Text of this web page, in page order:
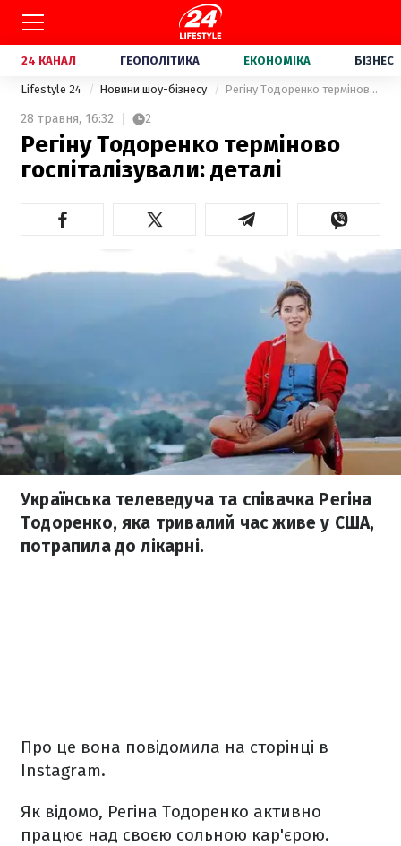
24 КАНАЛ ГЕОПОЛІТИКА ЕКОНОМІКА БІЗНЕС
Lifestyle 24 Новини шоу-бізнесу Регіну Тодоренко терміново госпіталізували: деталі
28 травня, 16:32 2
Регіну Тодоренко терміново
госпіталізували: деталі
Українська телеведуча та співачка Регіна
Тодоренко, яка тривалий час живе у США,
потрапила до лікарні.
Про це вона повідомила на сторінці в
Instagram.
Як відомо, Регіна Тодоренко активно
працює над своєю сольною кар'єрою.